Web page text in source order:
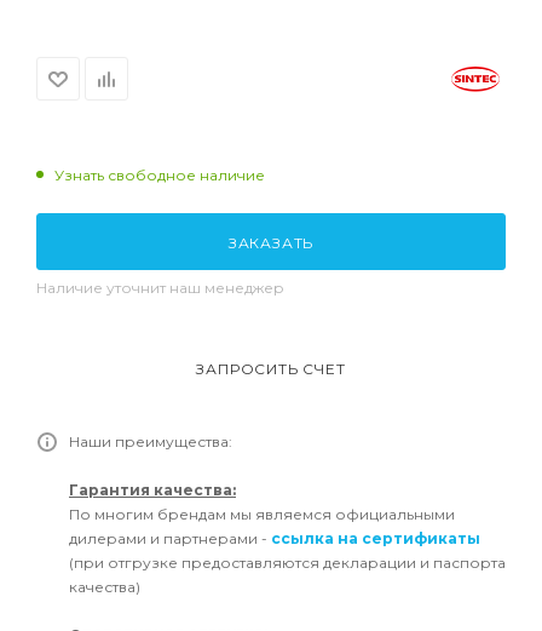
Узнать свободное наличие
ЗАКАЗАТЬ
Наличие уточнит наш менеджер
ЗАПРОСИТЬ СЧЕТ
Наши преимущества:
Гарантия качества:
По многим брендам мы являемся официальными
дилерами и партнерами - ссылка на сертификаты
(при отгрузке предоставляются декларации и паспорта
качества)